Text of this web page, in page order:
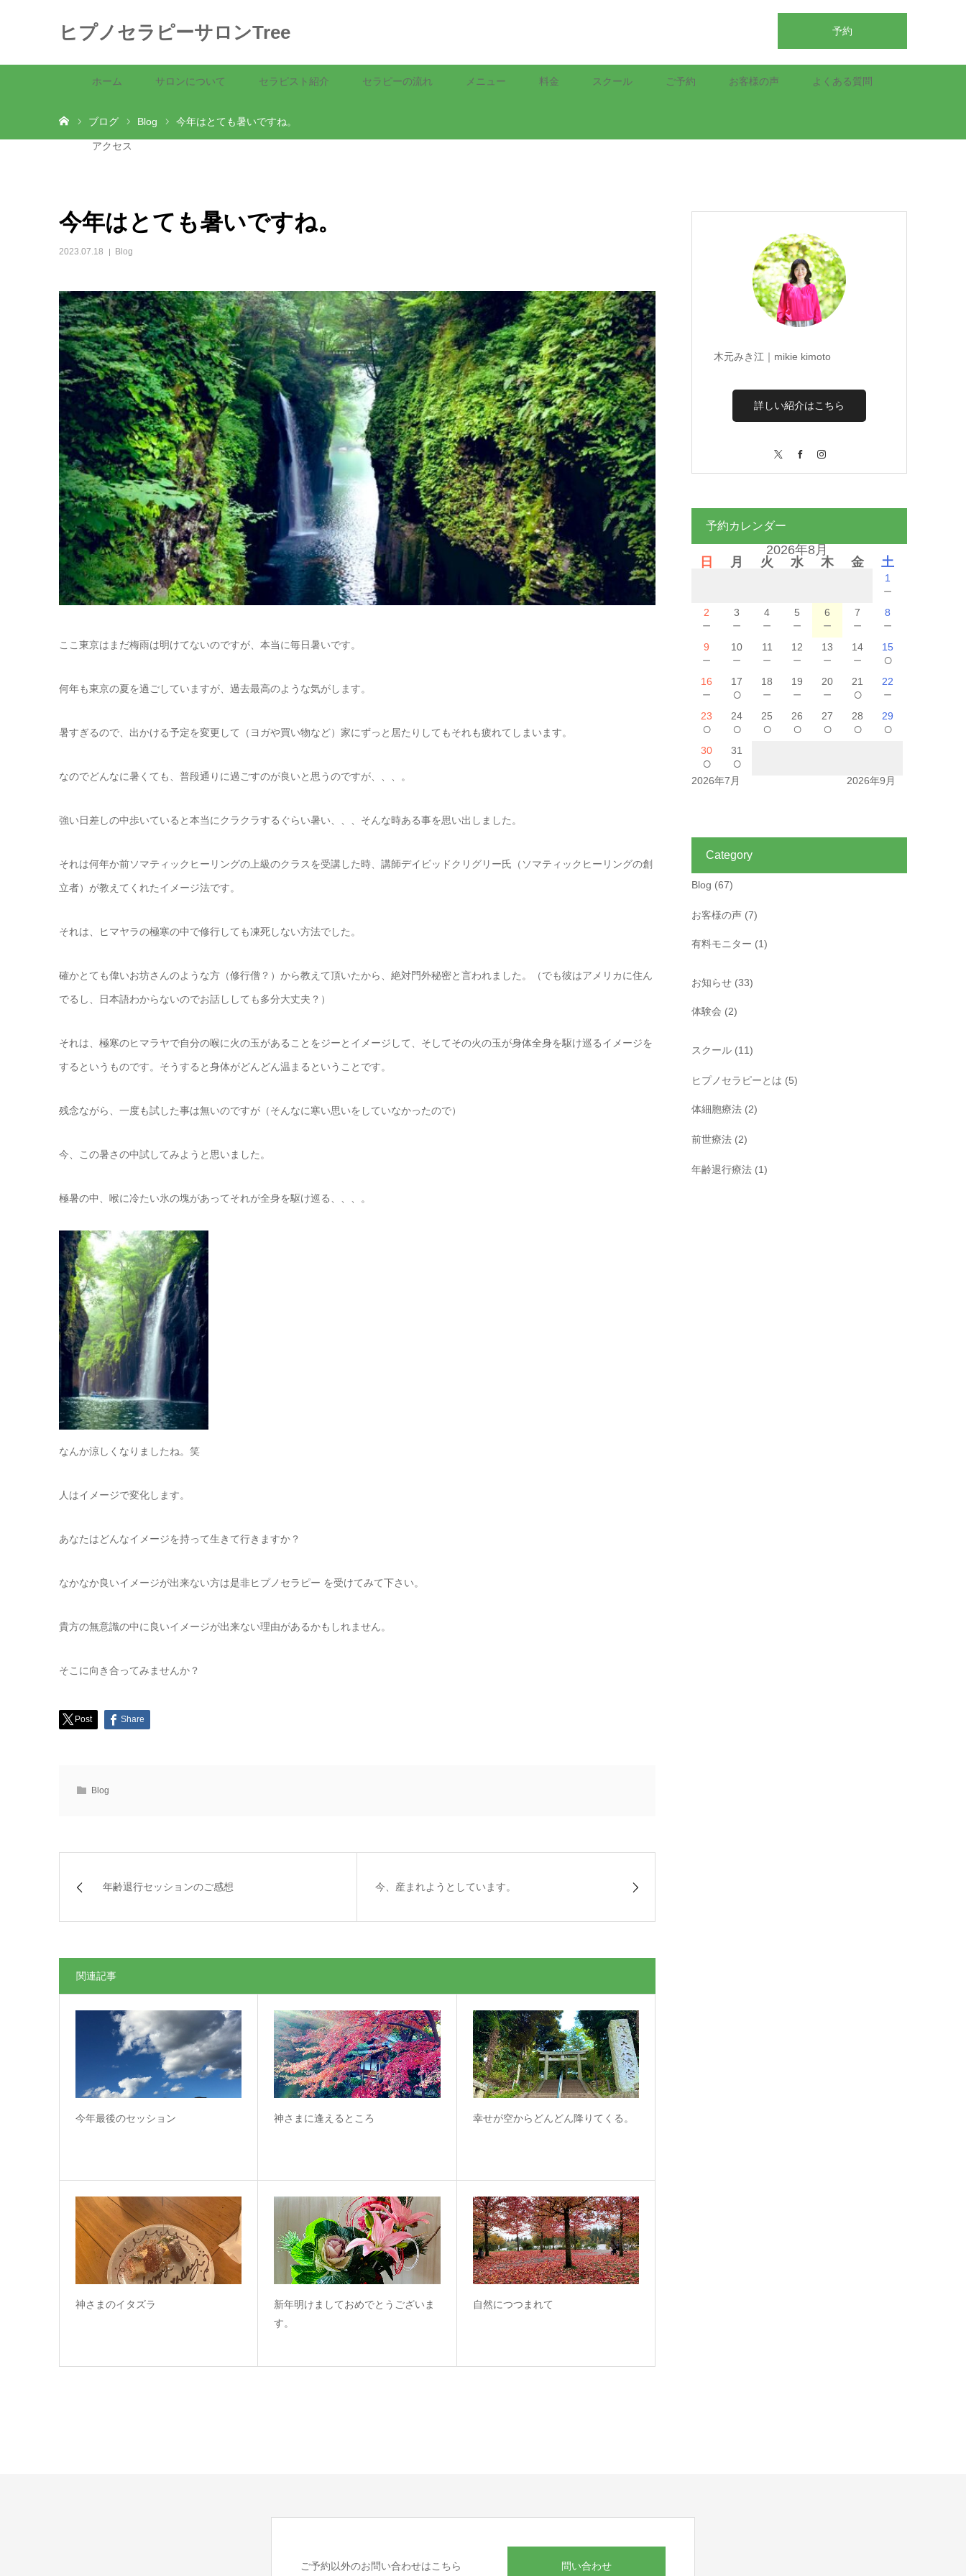
ヒプノセラピーサロンTree 予約
ホーム サロンについて セラピスト紹介 セラピーの流れ メニュー 料金 スクール ご予約 お客様の声 よくある質問
アクセス
ブログ Blog 今年はとても暑いですね。
今年はとても暑いですね。
2023.07.18 Blog
ここ東京はまだ梅雨は明けてないのですが、本当に毎日暑いです。
何年も東京の夏を過ごしていますが、過去最高のような気がします。
暑すぎるので、出かける予定を変更して（ヨガや買い物など）家にずっと居たりしてもそれも疲れてしまいます。
なのでどんなに暑くても、普段通りに過ごすのが良いと思うのですが、、、。
強い日差しの中歩いていると本当にクラクラするぐらい暑い、、、そんな時ある事を思い出しました。
それは何年か前ソマティックヒーリングの上級のクラスを受講した時、講師デイビッドクリグリー氏（ソマティックヒーリングの創
立者）が教えてくれたイメージ法です。
それは、ヒマヤラの極寒の中で修行しても凍死しない方法でした。
確かとても偉いお坊さんのような方（修行僧？）から教えて頂いたから、絶対門外秘密と言われました。（でも彼はアメリカに住ん
でるし、日本語わからないのでお話ししても多分大丈夫？）
それは、極寒のヒマラヤで自分の喉に火の玉があることをジーとイメージして、そしてその火の玉が身体全身を駆け巡るイメージを
するというものです。そうすると身体がどんどん温まるということです。
残念ながら、一度も試した事は無いのですが（そんなに寒い思いをしていなかったので）
今、この暑さの中試してみようと思いました。
極暑の中、喉に冷たい氷の塊があってそれが全身を駆け巡る、、、。
なんか涼しくなりましたね。笑
人はイメージで変化します。
あなたはどんなイメージを持って生きて行きますか？
なかなか良いイメージが出来ない方は是非ヒプノセラピー を受けてみて下さい。
貴方の無意識の中に良いイメージが出来ない理由があるかもしれません。
そこに向き合ってみませんか？
Post Share
Blog
年齢退行セッションのご感想 今、産まれようとしています。
関連記事
今年最後のセッション 神さまに逢えるところ 幸せが空からどんどん降りてくる。
神さまのイタズラ
新年明けましておめでとうございま
す。
自然につつまれて
木元みき江｜mikie kimoto
詳しい紹介はこちら
予約カレンダー
2026年8月
日
月 火 水 木 金 土
1
－
2
－
3
－
4
－
5
－
6
－
7
－
8
－
9
－
10
－
11
－
12
－
13
－
14
－
15
○
16
－
17
○
18
－
19
－
20
－
21
○
22
－
23
○
24
○
25
○
26
○
27
○
28
○
29
○
30
○
31
○
2026年7月 2026年9月
Category
Blog (67)
お客様の声 (7)
有料モニター (1)
お知らせ (33)
体験会 (2)
スクール (11)
ヒプノセラピーとは (5)
体細胞療法 (2)
前世療法 (2)
年齢退行療法 (1)
ご予約以外のお問い合わせはこちら 問い合わせ